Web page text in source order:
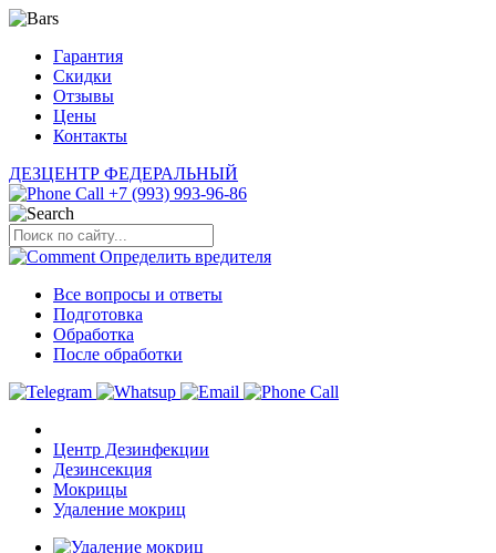
Гарантия
Скидки
Отзывы
Цены
Контакты
ДЕЗЦЕНТР ФЕДЕРАЛЬНЫЙ
+7 (993) 993-96-86
Определить вредителя
Все вопросы и ответы
Подготовка
Обработка
После обработки
Центр Дезинфекции
Дезинсекция
Мокрицы
Удаление мокриц